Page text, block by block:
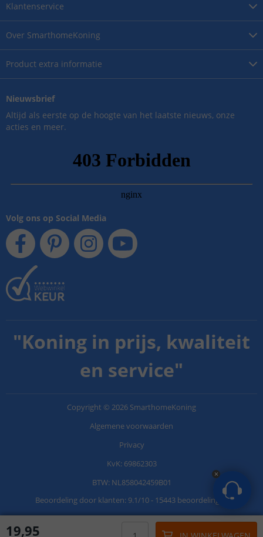
19,95
Over SmarthomeKoning
Product extra informatie
Klantenservice
Nieuwsbrief
Altijd als eerste op de hoogte van het laatste nieuws, onze
acties en meer.
Volg ons op Social Media
"Koning in prijs, kwaliteit
en service"
Copyright © 2026 SmarthomeKoning
Algemene voorwaarden
Privacy
KvK: 69862303
BTW: NL858042459B01
Beoordeling door klanten: 9.1/10- 15443 beoordelingen